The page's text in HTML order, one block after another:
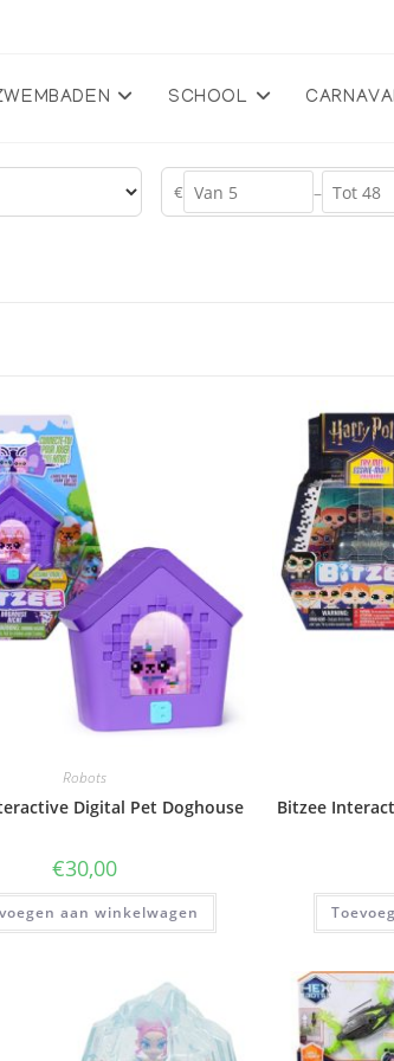
SCHOOL
€ –
Robots
Digital Pet Doghouse
€30,00
aan winkelwagen
Bitzee